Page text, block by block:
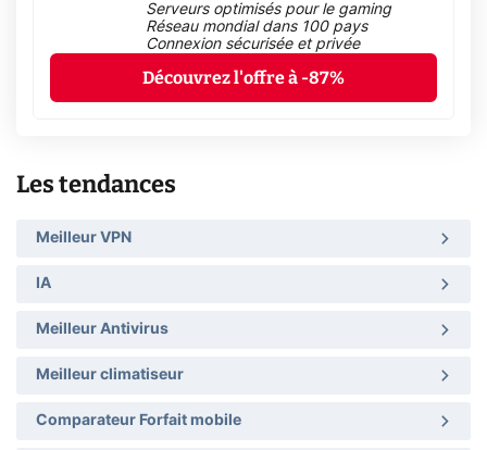
Serveurs optimisés pour le gaming
Réseau mondial dans 100 pays
Connexion sécurisée et privée
Découvrez l'offre à -87%
Les tendances
Meilleur VPN
IA
Meilleur Antivirus
Meilleur climatiseur
Comparateur Forfait mobile